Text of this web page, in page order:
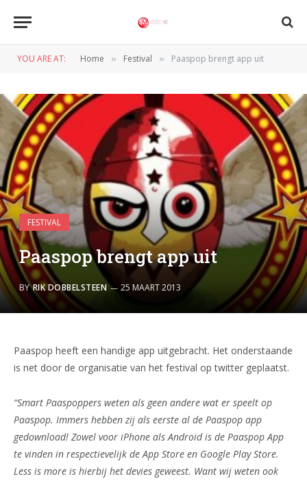
YOU ARE AT: Home » Festival » Paaspop brengt app uit
FESTIVAL
Paaspop brengt app uit
BY RIK DOBBELSTEEN 25 MAART 2013
Paaspop heeft een handige app uitgebracht. Het onderstaande
is net door de organisatie van het festival op twitter geplaatst.
“Smart Paaspoppers weten als geen andere wat er speelt op
Paaspop. Immers hebben zij als eerste al de Paaspop app
gedownload! Zowel voor iPhone als Android is de Paaspop App
te vinden in respectievelijk de App Store en Google Play Store.
Less is more is hierbij het devies geweest. Want wij weten ook